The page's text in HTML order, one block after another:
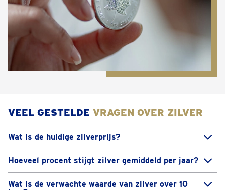
VEEL GESTELDE VRAGEN OVER ZILVER
Wat is de huidige zilverprijs?
De zilverprijs kan variëren afhankelijk van
verschillende factoren zoals vraag en aanbod,
geopolitieke ontwikkelingen en economische
Hoeveel procent stijgt zilver gemiddeld per jaar?
De gemiddelde jaarlijkse stijging van de zilverprijs
kan fluctueren en wordt beïnvloed door
Wat is de verwachte waarde van zilver over 10